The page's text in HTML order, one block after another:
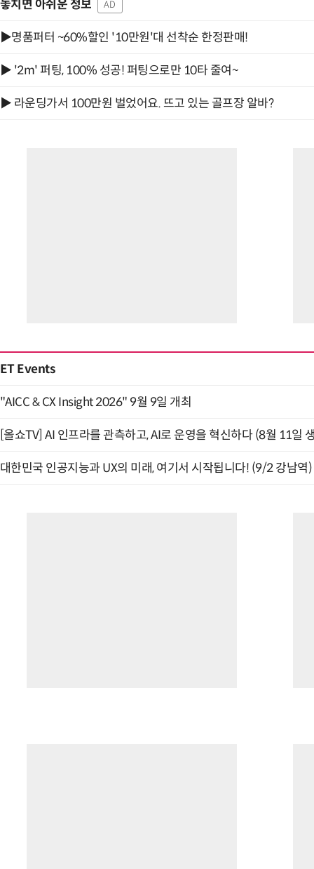
놓치면 아쉬운 정보 AD
▶명품퍼터 ~60%할인 '10만원'대 선착순 한정판매!
▶ '2m' 퍼팅, 100% 성공! 퍼팅으로만 10타 줄여~
▶ 라운딩가서 100만원 벌었어요. 뜨고 있는 골프장 알바?
ET Events
"AICC & CX Insight 2026" 9월 9일 개최
[올쇼TV] AI 인프라를 관측하고, AI로 운영을 혁신하다 (8월 11일
대한민국 인공지능과 UX의 미래, 여기서 시작됩니다! (9/2 강남역)